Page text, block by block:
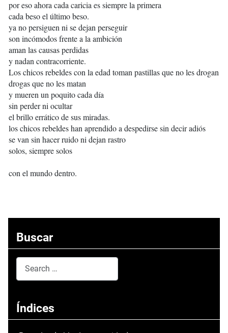
por eso ahora cada caricia es siempre la primera
cada beso el último beso.
ya no persiguen ni se dejan perseguir
son incómodos frente a la ambición
aman las causas perdidas
y nadan contracorriente.
Los chicos rebeldes con la edad toman pastillas que no les drogan
drogas que no les matan
y mueren un poquito cada día
sin perder ni ocultar
el brillo errático de sus miradas.
los chicos rebeldes han aprendido a despedirse sin decir adiós
se van sin hacer ruido ni dejan rastro
solos, siempre solos
con el mundo dentro.
Buscar
Índices